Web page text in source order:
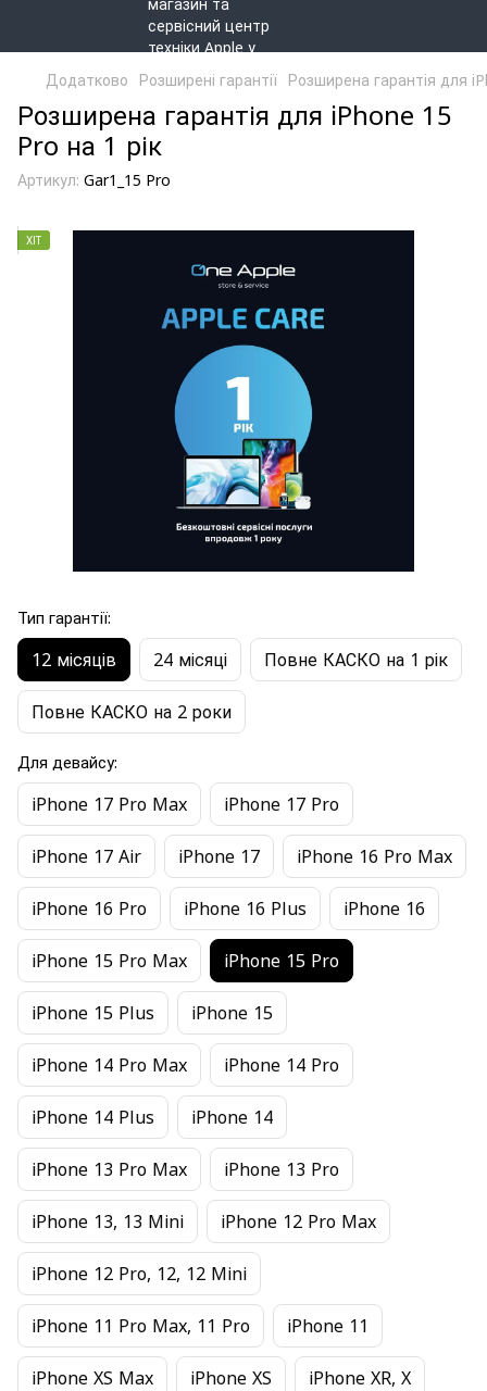
Додатково Розширені гарантії Розширена гарантія для
Розширена гарантія для iPhone 15
Pro на 1 рік
Артикул: Gar1_15 Pro
ХІТ
Тип гарантії:
12 місяців 24 місяці Повне КАСКО на 1 рік
Повне КАСКО на 2 роки
Для девайсу:
iPhone 17 Pro Max iPhone 17 Pro
iPhone 17 Air iPhone 17 iPhone 16 Pro Max
iPhone 16 Pro iPhone 16 Plus iPhone 16
iPhone 15 Pro Max iPhone 15 Pro
iPhone 15 Plus iPhone 15
iPhone 14 Pro Max iPhone 14 Pro
iPhone 14 Plus iPhone 14
iPhone 13 Pro Max iPhone 13 Pro
iPhone 13, 13 Mini iPhone 12 Pro Max
iPhone 12 Pro, 12, 12 Mini
iPhone 11 Pro Max, 11 Pro iPhone 11
iPhone XS Max iPhone XS iPhone XR, X